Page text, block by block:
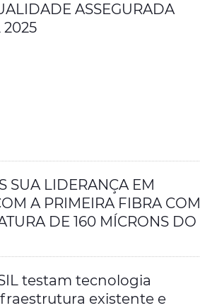
ASSEGURADA
2025
SUA LIDERANÇA EM
A PRIMEIRA FIBRA COM
DE 160 MÍCRONS DO
testam tecnologia
existente e